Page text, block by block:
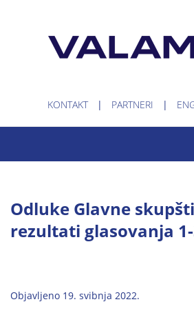
KONTAKT PARTNERI
Odluke Glavne
rezultati glasovanja
Objavljeno 19. svibnja 2022.